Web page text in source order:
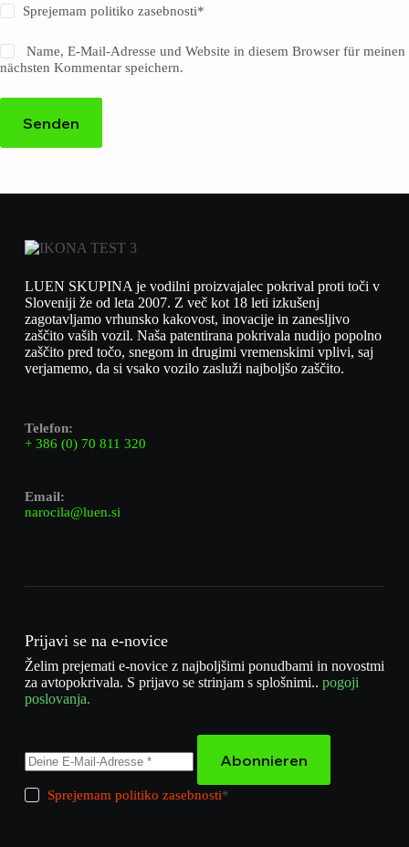
Sprejemam politiko zasebnosti*
Name, E-Mail-Adresse und Website in diesem Browser für meinen
nächsten Kommentar speichern.
Senden
LUEN SKUPINA je vodilni proizvajalec pokrival proti toči v
Sloveniji že od leta 2007. Z več kot 18 leti izkušenj
zagotavljamo vrhunsko kakovost, inovacije in zanesljivo
zaščito vaših vozil. Naša patentirana pokrivala nudijo popolno
zaščito pred točo, snegom in drugimi vremenskimi vplivi, saj
verjamemo, da si vsako vozilo zasluži najboljšo zaščito.
Telefon:
+ 386 (0) 70 811 320
Email:
narocila@luen.si
Prijavi se na e-novice
Želim prejemati e-novice z najboljšimi ponudbami in novostmi
za avtopokrivala. S prijavo se strinjam s splošnimi.. pogoji
poslovanja.
Abonnieren
Sprejemam politiko zasebnosti*